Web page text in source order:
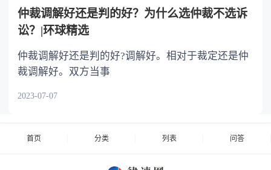
仲裁调解好还是判的好？为什么选仲裁不选诉
讼？|环球精选
仲裁调解好还是判的好?调解好。相对于裁定还是仲
裁调解好。双方当事
2023-07-07
首页 分类 列表 问答